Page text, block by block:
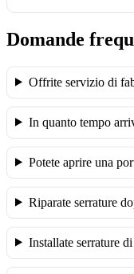
Domande
Offrite servizio di
In quanto tempo
Potete aprire una
Riparate serrature
Installate serrature